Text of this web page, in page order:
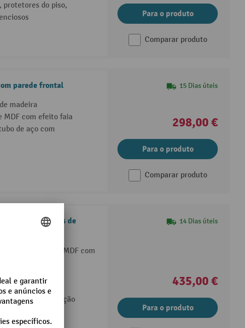
protetores do piso,
Para o produto
Comparar produto
parede frontal
madeira
MDF com efeito faia
de aço com
15 Dias úteis
298,00 €
Para o produto
Comparar produto
lados com painéis de
em placa de MDF com
esferas e proteção
14 Dias úteis
435,00 €
Para o produto